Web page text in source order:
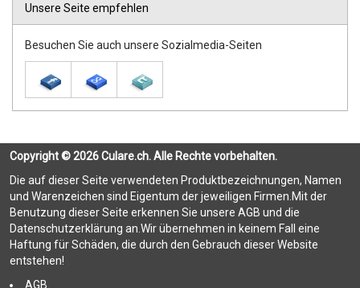
Unsere Seite empfehlen
Besuchen Sie auch unsere Sozialmedia-Seiten
Copyright © 2026 Culare.ch. Alle Rechte vorbehalten.
Die auf dieser Seite verwendeten Produktbezeichnungen, Namen
und Warenzeichen sind Eigentum der jeweiligen Firmen.Mit der
Benutzung dieser Seite erkennen Sie unsere AGB und die
Datenschutzerklärung an.Wir übernehmen in keinem Fall eine
Haftung für Schäden, die durch den Gebrauch dieser Website
entstehen!
AGB